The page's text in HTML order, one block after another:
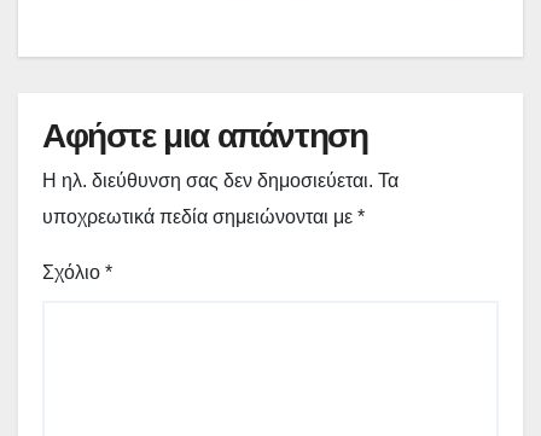
Αφήστε μια απάντηση
Η ηλ. διεύθυνση σας δεν δημοσιεύεται. Τα
υποχρεωτικά πεδία σημειώνονται με *
Σχόλιο *